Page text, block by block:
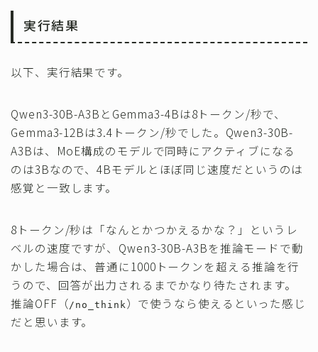
実行結果
以下、実行結果です。
Qwen3-30B-A3BとGemma3-4Bは8トークン/秒で、
Gemma3-12Bは3.4トークン/秒でした。Qwen3-30B-
A3Bは、MoE構成のモデルで同時にアクティブになる
のは3Bなので、4Bモデルとほぼ同じ速度だというのは
感覚と一致します。
8トークン/秒は「なんとかつかえるかな？」というレ
ベルの速度ですが、Qwen3-30B-A3Bを推論モードで動
かした場合は、普通に1000トークンを超える推論を行
うので、回答が出力されるまでかなり待たされます。
推論OFF（ /no_think ）で使うなら使えるといった感じ
だと思います。